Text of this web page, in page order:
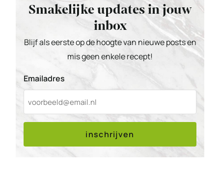
Smakelijke updates in jouw
inbox
Blijf als eerste op de hoogte van nieuwe posts en
mis geen enkele recept!
Emailadres
inschrijven